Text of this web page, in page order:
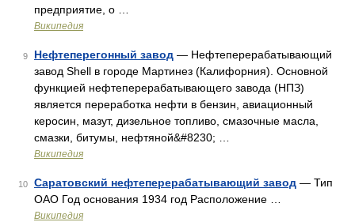
предприятие, о …
Википедия
9 Нефтеперегонный завод — Нефтеперерабатывающий
завод Shell в городе Мартинез (Калифорния). Основной
функцией нефтеперерабатывающего завода (НПЗ)
является переработка нефти в бензин, авиационный
керосин, мазут, дизельное топливо, смазочные масла,
смазки, битумы, нефтяной&#8230; …
Википедия
10 Саратовский нефтеперерабатывающий завод — Тип
ОАО Год основания 1934 год Расположение …
Википедия